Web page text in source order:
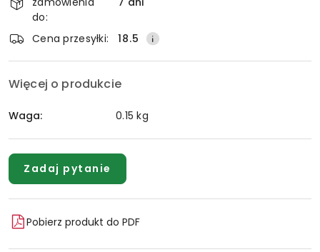
Wyślij
dostawa
do:
Cena przesyłki: 18.5
Więcej o produkcie
Waga: 0.15 kg
Zadaj pytanie
Pobierz produkt do PDF